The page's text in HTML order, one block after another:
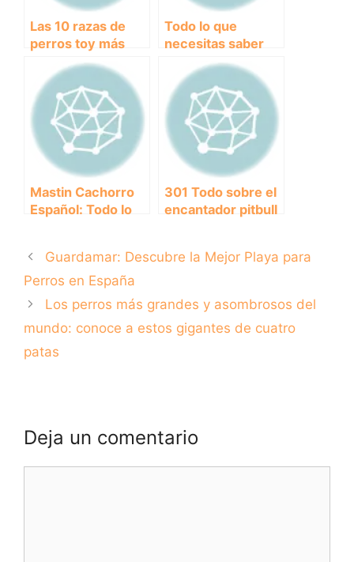
Las 10 razas de
perros toy más
populares del
mundo: conoce
sus
características y
personalidades
únicas
Todo lo que
necesitas saber
sobre el pienso
para cachorros de
1 mes: guía
completa de
alimentación
Mastin Cachorro
Español: Todo lo
adoptarlo como tu
nueva mascota.
301 Todo sobre el
encantador pitbull
características y
Guardamar: Descubre la Mejor Playa para
Perros en España
Los perros más grandes y asombrosos del
mundo: conoce a estos gigantes de cuatro
patas
Deja un comentario